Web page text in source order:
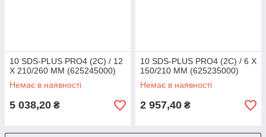
10 SDS-PLUS PRO4 (2C) / 12
X 210/260 ММ (625245000)
Немає в наявності
5 038,20 ₴
10 SDS-PLUS PRO4 (2C) / 6 X
150/210 ММ (625235000)
Немає в наявності
2 957,40 ₴